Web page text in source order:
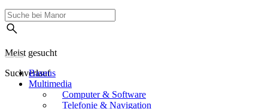
Meist gesucht
Suchverlauf
Baseus
Multimedia
Computer & Software
Telefonie & Navigation